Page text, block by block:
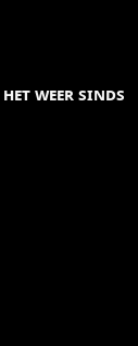
weer sinds